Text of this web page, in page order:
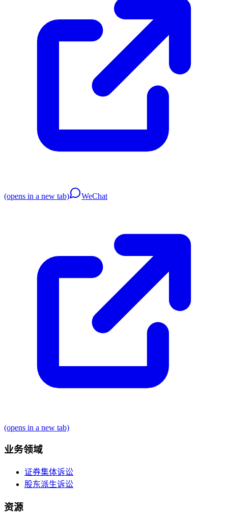
(opens in a new tab) WeChat
(opens in a new tab)
业务领域
证券集体诉讼
股东派生诉讼
资源